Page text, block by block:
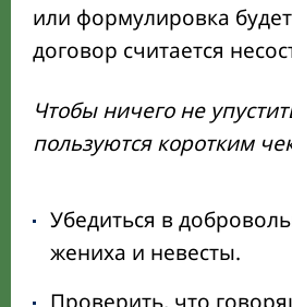
или формулировка
договор считается
Чтобы ничего не
пользуются коротким
Убедиться в
жениха и невесты.